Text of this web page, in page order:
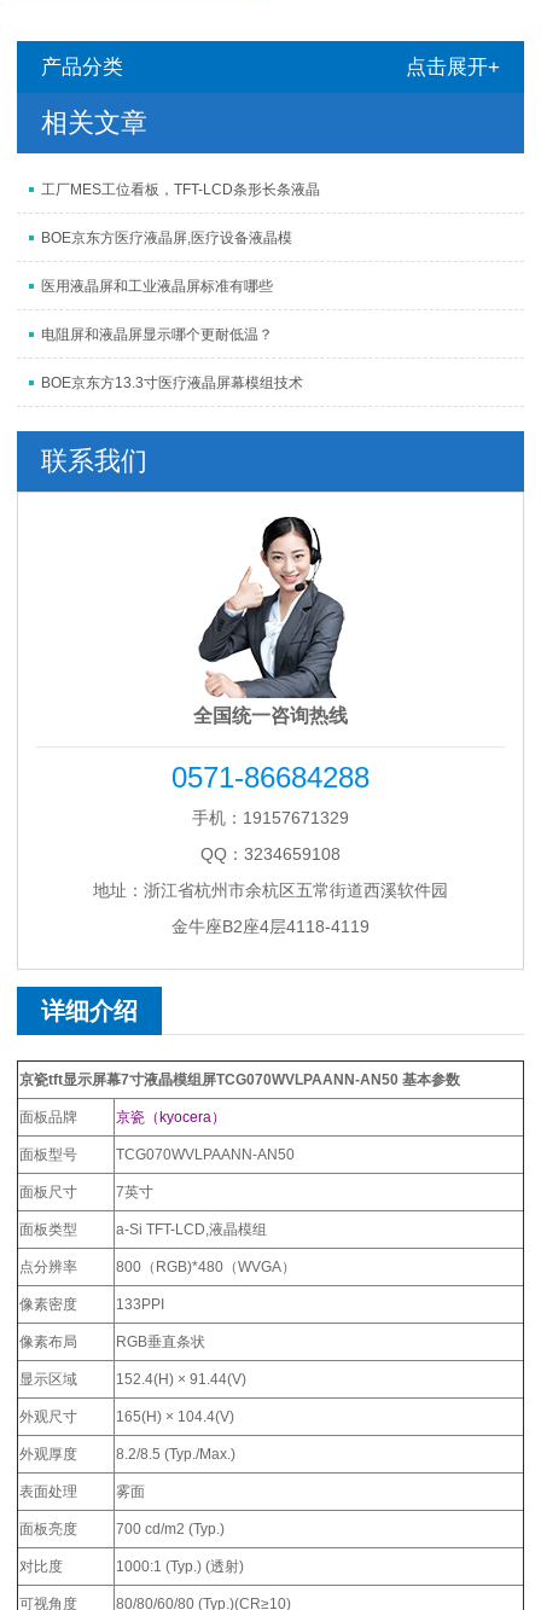
产品分类 点击展开+
相关文章
工厂MES工位看板，TFT-LCD条形长条液晶
BOE京东方医疗液晶屏,医疗设备液晶模
医用液晶屏和工业液晶屏标准有哪些
电阻屏和液晶屏显示哪个更耐低温？
BOE京东方13.3寸医疗液晶屏幕模组技术
联系我们
全国统一咨询热线
0571-86684288
手机：19157671329
QQ：3234659108
地址：浙江省杭州市余杭区五常街道西溪软件园
金牛座B2座4层4118-4119
详细介绍
京瓷tft显示屏幕7寸液晶模组屏TCG070WVLPAANN-AN50 基本参数
面板品牌 京瓷（kyocera）
面板型号 TCG070WVLPAANN-AN50
面板尺寸 7英寸
面板类型 a-Si TFT-LCD,液晶模组
点分辨率 800（RGB)*480（WVGA）
像素密度 133PPI
像素布局 RGB垂直条状
显示区域 152.4(H) × 91.44(V)
外观尺寸 165(H) × 104.4(V)
外观厚度 8.2/8.5 (Typ./Max.)
表面处理 雾面
面板亮度 700 cd/m2 (Typ.)
对比度 1000:1 (Typ.) (透射)
可视角度 80/80/60/80 (Typ.)(CR≥10)